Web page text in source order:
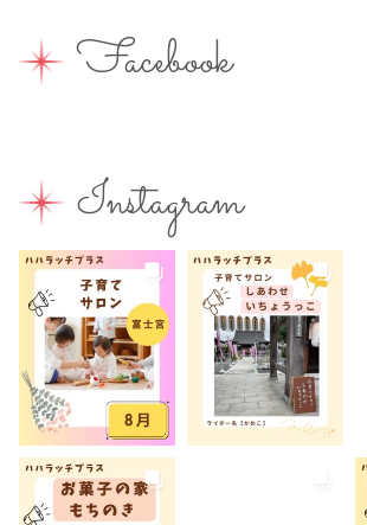
子連れ 子連れOK
富士山本宮浅間大社 小学生
屋外イベント 幼児 幼稚園 広報
弁当 我が家のコロナ対策 手土産
撮影スポット 有料
未就学児 水遊び 求人 洋菓子
産後ケア 病児保育 病後児保育
美容 老舗店
託児あり 託児有り
Facebook
Instagram